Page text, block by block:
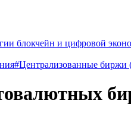
блокчейн и цифровой
#Централизованные биржи